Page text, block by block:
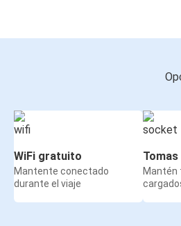
WiFi gratuito
Mantente conectado
durante el viaje
Mantén